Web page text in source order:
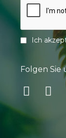
Ich
Folgen Sie